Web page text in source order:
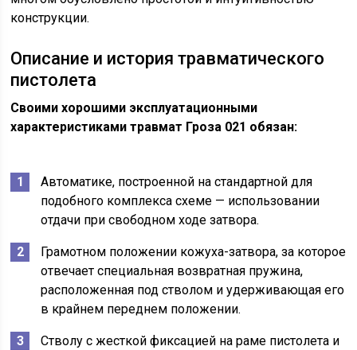
конструкции.
Описание и история травматического
пистолета
Своими хорошими эксплуатационными
характеристиками травмат Гроза 021 обязан:
Автоматике, построенной на стандартной для
подобного комплекса схеме — использовании
отдачи при свободном ходе затвора.
Грамотном положении кожуха-затвора, за которое
отвечает специальная возвратная пружина,
расположенная под стволом и удерживающая его
в крайнем переднем положении.
Стволу с жесткой фиксацией на раме пистолета и